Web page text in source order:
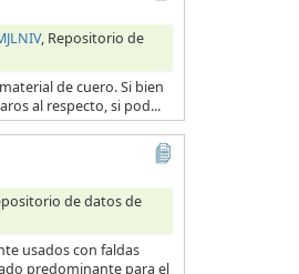
, Repositorio de
de cuero. Si bien
al respecto, si pod...
de datos de
usados con faldas
predominante para el